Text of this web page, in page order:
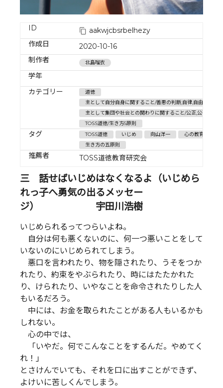
ID
aakwjcbsrbelhezy
作成日
2020-10-16
制作者
北島瑠衣
学年
カテゴリー
道徳
主として自分自身に関すること/善悪の判断,自律,自由と責任
主として集団や社会との関わりに関すること/公正,公平,社会
TOSS道徳/生き方5原則
タグ TOSS道徳 いじめ 向山洋一
心の教育
生き方の五原則
推薦者 TOSS道徳教育研究会
三 話せばいじめはなくなるよ（いじめら
れっ子へ勇気の出るメッセー
ジ） 宇田川浩樹
いじめられるってつらいよね。
自分は何も悪くないのに、何一つ悪いことをして
いないのにいじめられてしまう。
悪口を言われたり、物を隠されたり、うそをつか
れたり、約束をやぶられたり、時にはたたかれた
り、けられたり、いやなことを命令されたりした人
もいるだろう。
中には、お金を取られたことがある人もいるかも
しれない。
心の中では、
「いやだ。何でこんなことをするんだ。やめてく
れ！」
とさけんでいても、それを口に出すことができず、
よけいに苦しくんでしまう。